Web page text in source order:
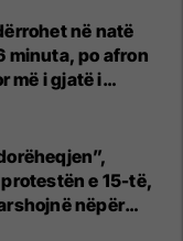
në natë
minuta, po afron
më i gjatë i
të
e 15-të,
nëpër